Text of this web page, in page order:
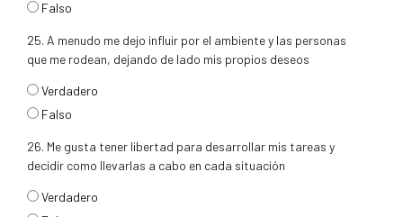
Falso
25. A menudo me dejo influir por el ambiente y las personas
que me rodean, dejando de lado mis propios deseos
respuesta25
Verdadero
Falso
26. Me gusta tener libertad para desarrollar mis tareas y
decidir como llevarlas a cabo en cada situación
respuesta26
Verdadero